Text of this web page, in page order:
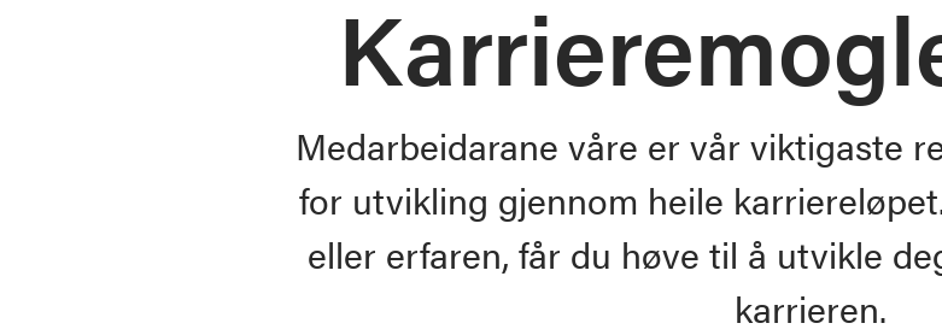
Medarbeidarane våre er vår viktigaste
for utvikling gjennom heile
eller erfaren, får du høve til å utvikle
karrieren.